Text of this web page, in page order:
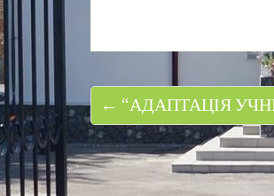
← “АДАПТАЦІЯ